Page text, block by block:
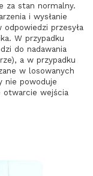
za stan normalny.
i wysłanie
przesyła
W przypadku
do nadawania
a w przypadku
w losowanych
nie powoduje
otwarcie wejścia